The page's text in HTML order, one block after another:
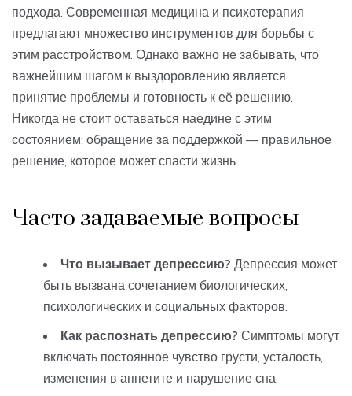
подхода. Современная медицина и психотерапия
предлагают множество инструментов для борьбы с
этим расстройством. Однако важно не забывать, что
важнейшим шагом к выздоровлению является
принятие проблемы и готовность к её решению.
Никогда не стоит оставаться наедине с этим
состоянием; обращение за поддержкой — правильное
решение, которое может спасти жизнь.
Часто задаваемые вопросы
Что вызывает депрессию? Депрессия может
быть вызвана сочетанием биологических,
психологических и социальных факторов.
Как распознать депрессию? Симптомы могут
включать постоянное чувство грусти, усталость,
изменения в аппетите и нарушение сна.